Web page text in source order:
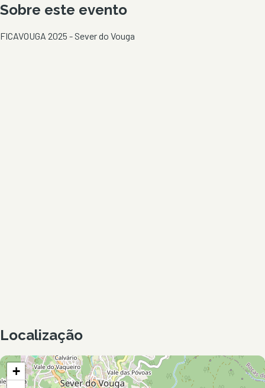
Sobre este evento
FICAVOUGA 2025 - Sever do Vouga
Localização
+